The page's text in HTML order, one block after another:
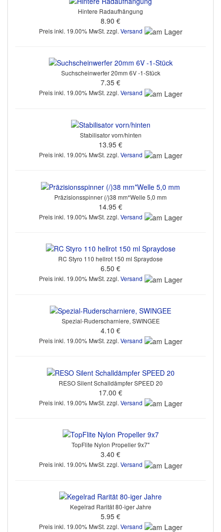
Hintere Radaufhängung
8.90 €
Preis inkl. 19.00% MwSt. zzgl. Versand
Suchscheinwerfer 20mm 6V -1-Stück
7.35 €
Preis inkl. 19.00% MwSt. zzgl. Versand
Stabilisator vorn/hinten
13.95 €
Preis inkl. 19.00% MwSt. zzgl. Versand
Präzisionsspinner (/)38 mm*Welle 5,0 mm
14.95 €
Preis inkl. 19.00% MwSt. zzgl. Versand
RC Styro 110 hellrot 150 ml Spraydose
6.50 €
Preis inkl. 19.00% MwSt. zzgl. Versand
Spezial-Ruderscharniere, SWINGEE
4.10 €
Preis inkl. 19.00% MwSt. zzgl. Versand
RESO Silent Schalldämpfer SPEED 20
17.00 €
Preis inkl. 19.00% MwSt. zzgl. Versand
TopFlite Nylon Propeller 9x7"
3.40 €
Preis inkl. 19.00% MwSt. zzgl. Versand
Kegelrad Rarität 80-iger Jahre
5.95 €
Preis inkl. 19.00% MwSt. zzgl. Versand